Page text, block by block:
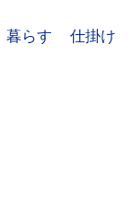
暮らす 仕掛け